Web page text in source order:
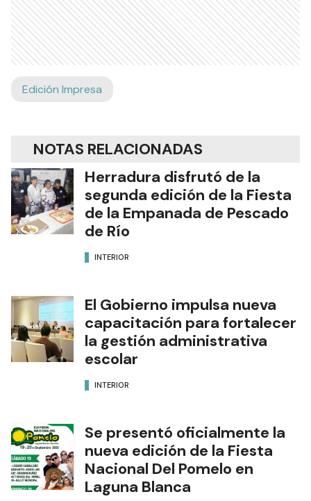
Edición Impresa
NOTAS RELACIONADAS
Herradura disfrutó de la
segunda edición de la Fiesta
de la Empanada de Pescado
de Río
INTERIOR
El Gobierno impulsa nueva
capacitación para fortalecer
la gestión administrativa
escolar
INTERIOR
Se presentó oficialmente la
nueva edición de la Fiesta
Nacional Del Pomelo en
Laguna Blanca